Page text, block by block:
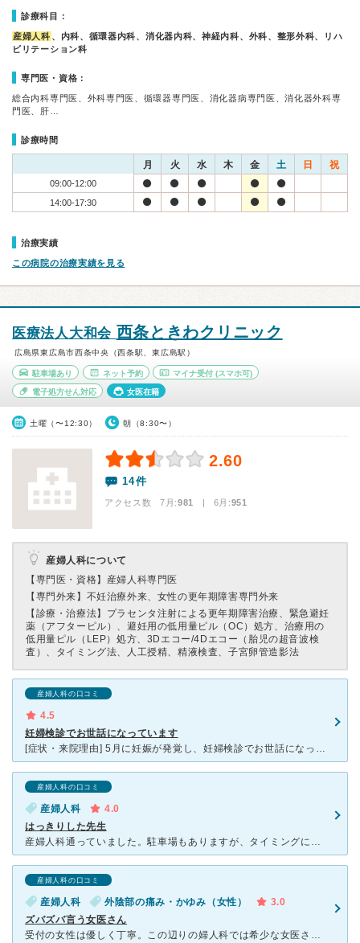
診療科目：
産婦人科 、内科、循環器内科、消化器内科、神経内科、外科、整形外科、リハ
ビリテーション科
専門医・資格：
総合内科専門医、外科専門医、循環器専門医、消化器病専門医、消化器外科専
門医、肝…
診療時間
月 火 水 木 金 土 日 祝
09:00-12:00
14:00-17:30
治療実績
この病院の治療実績を見る
医療法人大和会 西条ときわクリニック
広島県東広島市西条中央（西条駅、東広島駅）
駐車場あり ネット予約 マイナ受付 (スマホ可)
電子処方せん対応 女医在籍
土曜（〜12:30） 朝（8:30〜）
2.60
14件
アクセス数 7月:981 | 6月:951
産婦人科について
【専門医・資格】 産婦人科専門医
【専門外来】 不妊治療外来、女性の更年期障害専門外来
【診療・治療法】 プラセンタ注射による更年期障害治療、緊急避妊
薬（アフターピル）、避妊用の低用量ピル（OC）処方、治療用の
低用量ピル（LEP）処方、3Dエコー/4Dエコー（胎児の超音波検
査）、タイミング法、人工授精、精液検査、子宮卵管造影法
産婦人科の口コミ
4.5
妊婦検診でお世話になっています
[症状・来院理由] 5月に妊娠が発覚し、妊婦検診でお世話になっています [医師の診断・治療法] 妊婦検診に関しては予約制で待ち時間がほとんどないので、妊婦さんには嬉しい心遣いだと思います。つわり
産婦人科の口コミ
産婦人科
4.0
はっきりした先生
産婦人科通っていました。駐車場もありますが、タイミングによってはいっぱいの時もしばしばありました。産婦人科の女医の先生は、はっきり物事を言う先生なので、少し怖いですが間違った事を言ってはいないので私は
産婦人科の口コミ
産婦人科 外陰部の痛み・かゆみ（女性）
3.0
ズバズバ言う女医さん
受付の女性は優しく丁寧。この辺りの婦人科では希少な女医さんなのでかなり人気で混みあっています。 内科も併設しているので、とりあえず広い待ち合いで待って順番が近づいたら婦人科診察室前のイスで待つように